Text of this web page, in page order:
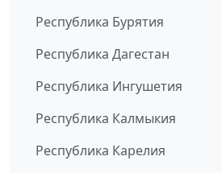
Республика Бурятия
Республика Дагестан
Республика Ингушетия
Республика Калмыкия
Республика Карелия